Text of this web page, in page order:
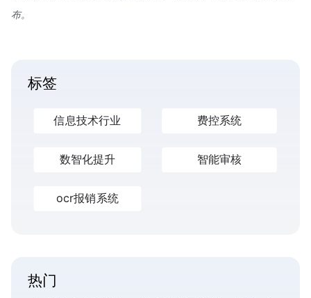
布。
标签
信息技术行业 费控系统
数智化提升 智能审核
ocr报销系统
热门